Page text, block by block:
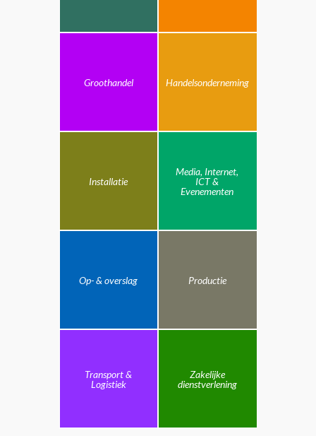
Groothandel Handelsonderneming
Installatie
Media, Internet,
ICT &
Evenementen
Op- & overslag Productie
Transport &
Logistiek
Zakelijke
dienstverlening